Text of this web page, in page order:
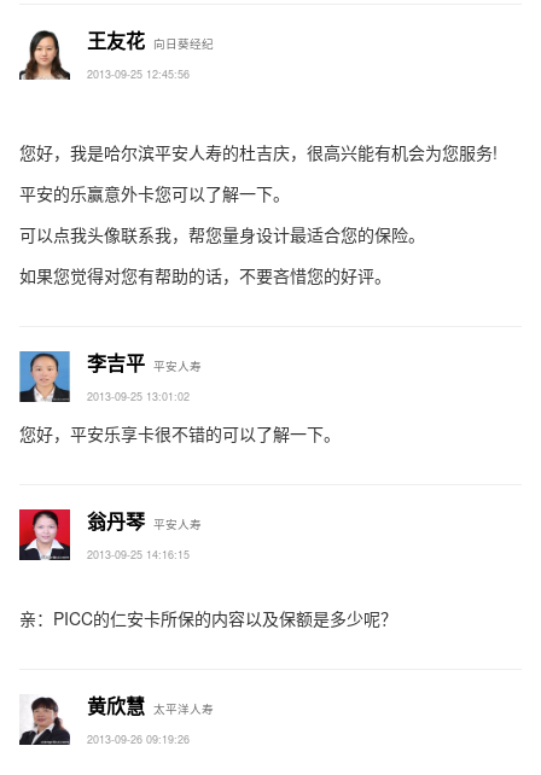
王友花 向日葵经纪
2013-09-25 12:45:56
您好，我是哈尔滨平安人寿的杜吉庆，很高兴能有机会为您服务!
平安的乐赢意外卡您可以了解一下。
可以点我头像联系我，帮您量身设计最适合您的保险。
如果您觉得对您有帮助的话，不要吝惜您的好评。
李吉平 平安人寿
2013-09-25 13:01:02
您好，平安乐享卡很不错的可以了解一下。
翁丹琴 平安人寿
2013-09-25 14:16:15
亲：PICC的仁安卡所保的内容以及保额是多少呢？
黄欣慧 太平洋人寿
2013-09-26 09:19:26